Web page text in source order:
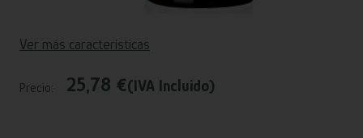
Ver más características
Precio: 25,78 €(IVA Incluido)